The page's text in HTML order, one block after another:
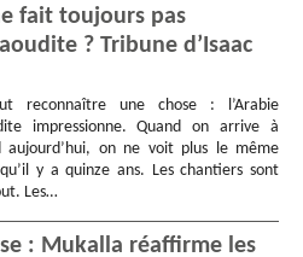
fait toujours pas
? Tribune d’Isaac
reconnaître une chose : l’Arabie
impressionne. Quand on arrive à
aujourd’hui, on ne voit plus le même
y a quinze ans. Les chantiers sont
Les…
: Mukalla réaffirme les